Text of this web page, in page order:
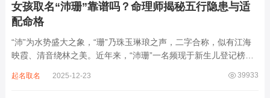
女孩取名“沛珊”靠谱吗？命理师揭秘五行隐患与适
配命格
“沛”为水势盛大之象，“珊”乃珠玉琳琅之声，二字合称，似有江海
映霞、清音绕林之美。近年来，“沛珊”一名频现于新生儿登记榜
雅符号，实为命理五行流转之枢纽。一字之选，关乎气场平衡。沛
39933
起名取名 2025-12-23